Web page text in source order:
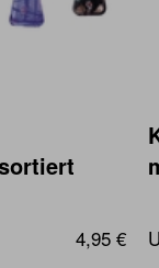
4,95 €